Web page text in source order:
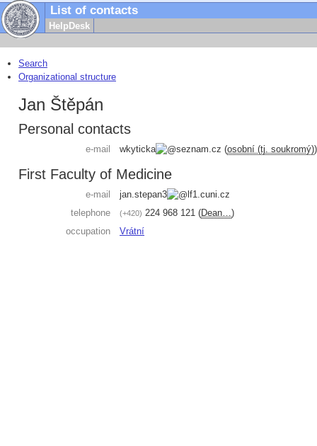
List of contacts
HelpDesk
Search
Organizational structure
Jan Štěpán
Personal contacts
e-mail wkyticka seznam.cz (osobní (tj. soukromý))
First Faculty of Medicine
e-mail jan.stepan3
lf1.cuni.cz
telephone
+420 224 968 121 (Dean…)
occupation
Vrátní